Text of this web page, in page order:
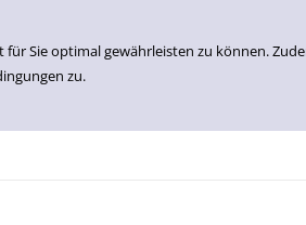
Sie optimal gewährleisten zu können.
zu.